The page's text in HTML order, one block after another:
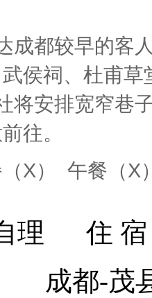
成都较早的客
侯祠、杜甫草
将安排宽窄巷
往。
（X） 午餐（
理 住
成都-茂